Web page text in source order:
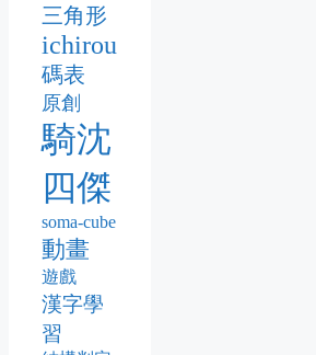
三角形
ichirou
碼表
原創
騎沈
四傑
soma-cube
動畫
遊戲
漢字學
習